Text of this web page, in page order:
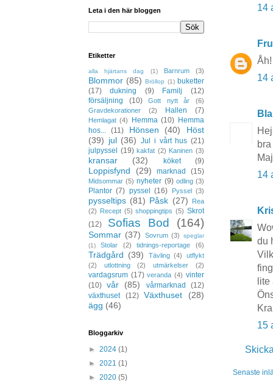
14
14
14
du
15
Senaste
Leta i den här bloggen
Etiketter
alla hjärtans dag (1) Barnrum (3)
Blommor (85) Bröllop (1) buketter
(17)
dukning (9) Familj
(12)
försäljning
(10) Gott nytt år
(6)
Gravdekorationer
(2) Hallen (7)
Hemlagat (4) Hemma (10) Hemma
hos...
(11) Hönsen (40)
Höst
(39) jul (36) Jul i vårt hus (21)
julpyssel
(19) kakfat (2) Kaninen (3)
kransar (32) köket (9)
Loppisfynd (29) marknad (15)
Midsommar (5) nyheter (9) odling (3)
Plantor (7) pyssel (16) Pyssel (3)
pysseltips (81) Påsk (27)
Rea
(2) Recept (5) shoppingtips (5) Skrot
(12)
Sofias Bod (164)
Sommar (37) Sovrum (3)
speglar
(1)
Stolar (2) tidnings-reportage (6)
Trädgård (39) Tävling (4)
utflykt
(2)
utlottning (2) utmärkelser (2)
vardagsrum (17) veranda (4) vinter
(10) vår (85) vårmarknad
(12)
växthuset
(12) Växthuset
(28)
ägg (46)
Bloggarkiv
► 2024 (1)
► 2021 (1)
► 2020 (5)